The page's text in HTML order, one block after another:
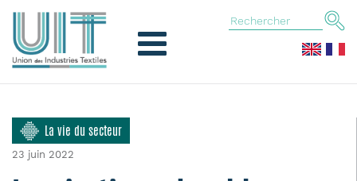
La vie du secteur
23 juin 2022